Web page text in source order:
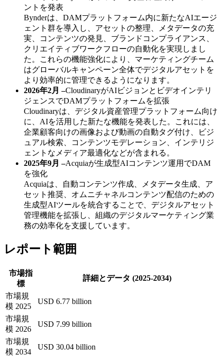
ントを発表
Bynderは、DAMプラットフォーム内に新たなAIエージ
ェント群を導入し、アセットの整理、メタデータの充
実、コンテンツの発見、ブランドコンプライアンス、
クリエイティブワークフローの自動化を実現しまし
た。これらの機能強化により、マーケティングチーム
はグローバルキャンペーン全体でデジタルアセットを
より効率的に管理できるようになります。
2026年2月 –CloudinaryがAIビジョンとビデオインテリ
ジェンスでDAMプラットフォームを拡張
Cloudinaryは、デジタル資産管理プラットフォーム向け
に、AIを活用した新たな機能を発表した。これには、
企業顧客向けの画像および動画の自動タグ付け、ビジ
ュアル検索、コンテンツモデレーション、インテリジ
ェントなメディア最適化などが含まれる。
2025年9月 –Acquiaが生成型AIコンテンツ運用でDAM
を強化
Acquiaは、自動コンテンツ作成、メタデータ生成、ア
セット推奨、オムニチャネルコンテンツ配信のための
生成型AIツールを統合することで、デジタルアセット
管理機能を拡張し、組織のデジタルマーケティング業
務の効率化を支援しています。
レポート範囲
市場指
標
詳細とデータ (2025-2034)
市場規
模 2025
USD 6.77 billion
市場規
模 2026
USD 7.99 billion
市場規
模 2034
USD 30.04 billion